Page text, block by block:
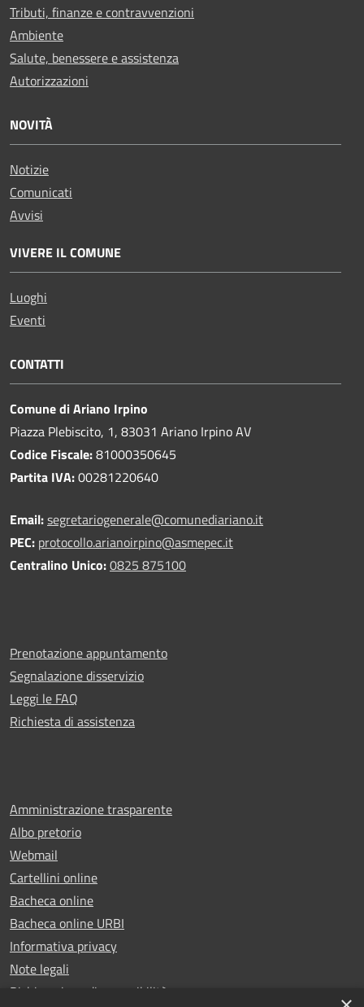
Tributi, finanze e contravvenzioni
Ambiente
Salute, benessere e assistenza
Autorizzazioni
NOVITÀ
Notizie
Comunicati
Avvisi
VIVERE IL COMUNE
Luoghi
Eventi
CONTATTI
Comune di Ariano Irpino
Piazza Plebiscito, 1, 83031 Ariano Irpino AV
Codice Fiscale:81000350645
Partita IVA:00281220640
Email:segretariogenerale@comunediariano.it
PEC: protocollo.arianoirpino@asmepec.it
Centralino Unico:0825 875100
Prenotazione appuntamento
Segnalazione disservizio
Leggi le FAQ
Richiesta di assistenza
Amministrazione trasparente
Albo pretorio
Webmail
Cartellini online
Bacheca online
Bacheca online URBI
Informativa privacy
Note legali
Dichiarazione di accessibilità